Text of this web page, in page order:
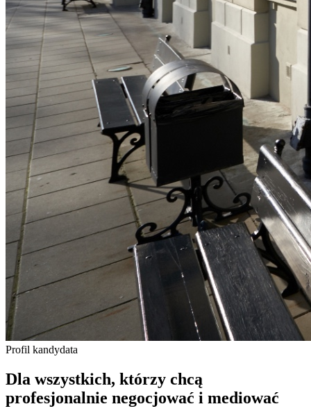
Profil kandydata
Dla wszystkich, którzy chcą
profesjonalnie negocjować i mediować